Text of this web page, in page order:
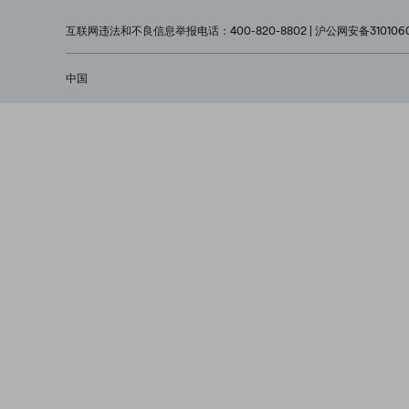
互联网违法和不良信息举报电话：400-820-8802 | 沪公网安备
中国